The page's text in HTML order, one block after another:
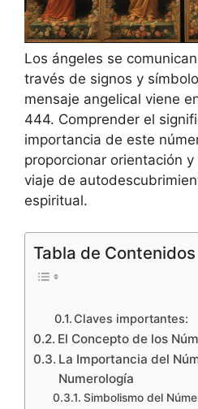
Los ángeles se
través de signos y
mensaje angelical viene
444. Comprender el
importancia de este
proporcionar orientación
viaje de
espiritual.
Tabla de Contenidos
Claves importantes:
El Concepto de los
La Importancia del
Numerología
Simbolismo del